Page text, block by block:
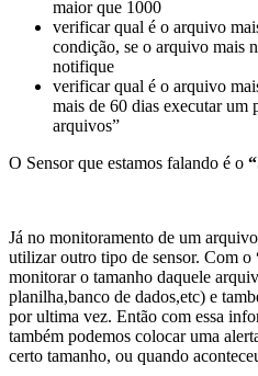
maior que 1000
verificar qual é o arquivo
condição, se o arquivo mais
notifique
verificar qual é o arquivo
mais de 60 dias executar um
arquivos”
O Sensor que estamos falando é o
Já no monitoramento de um
utilizar outro tipo de sensor. Com o
monitorar o tamanho daquele
planilha,banco de dados,etc) e
por ultima vez. Então com essa
também podemos colocar uma
certo tamanho, ou quando